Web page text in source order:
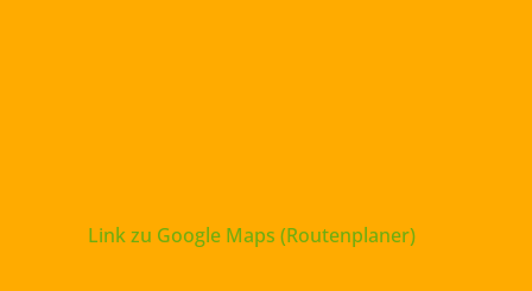
Link zu Google Maps (Routenplaner)